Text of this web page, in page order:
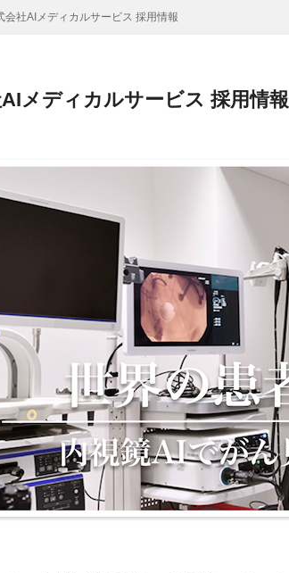
会社AIメディカルサービス 採用情報
メディカルサービス 採用情報